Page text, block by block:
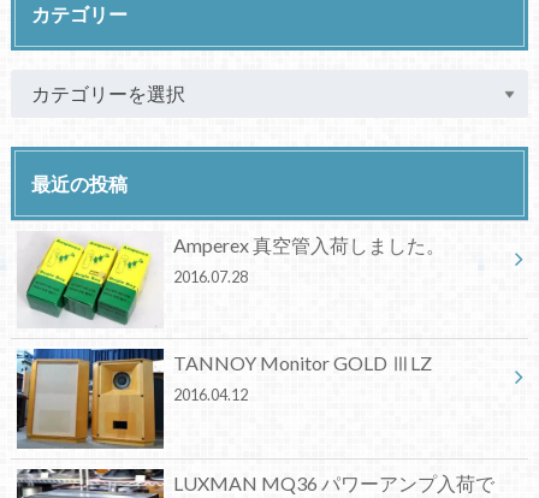
カテゴリー
最近の投稿
Amperex 真空管入荷しました。
2016.07.28
TANNOY Monitor GOLD ⅢLZ
2016.04.12
LUXMAN MQ36 パワーアンプ入荷で